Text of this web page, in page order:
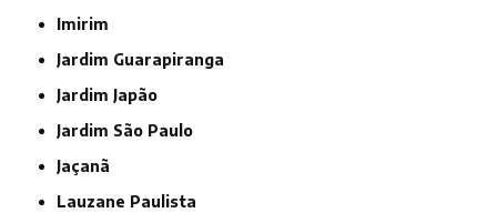
Imirim
Jardim Guarapiranga
Jardim Japão
Jardim São Paulo
Jaçanã
Lauzane Paulista